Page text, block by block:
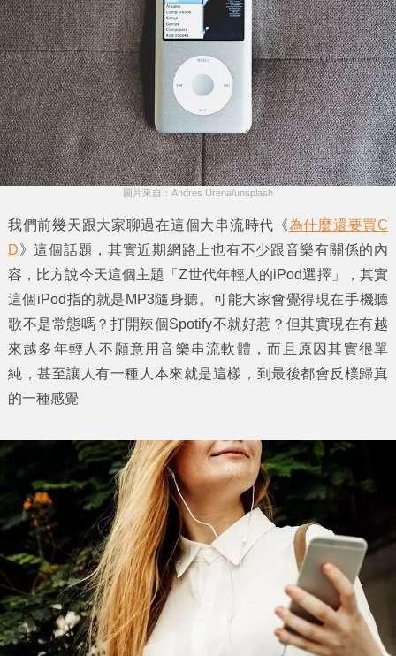
圖片來自：Andres Urena/unsplash
我們前幾天跟大家聊過在這個大串流時代《為什麼還要買C
D》這個話題，其實近期網路上也有不少跟音樂有關係的內
容，比方說今天這個主題「Z世代年輕人的iPod選擇」，其實
這個iPod指的就是MP3隨身聽。可能大家會覺得現在手機聽
歌不是常態嗎？打開辣個Spotify不就好惹？但其實現在有越
來越多年輕人不願意用音樂串流軟體，而且原因其實很單
純，甚至讓人有一種人本來就是這樣，到最後都會反樸歸真
的一種感覺